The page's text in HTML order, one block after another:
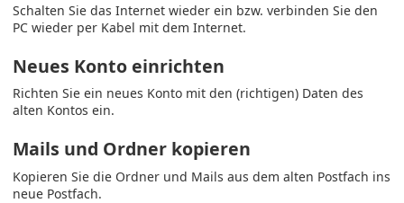
Schalten Sie das Internet wieder ein bzw. verbinden Sie den
PC wieder per Kabel mit dem Internet.
Neues Konto einrichten
Richten Sie ein neues Konto mit den (richtigen) Daten des
alten Kontos ein.
Mails und Ordner kopieren
Kopieren Sie die Ordner und Mails aus dem alten Postfach ins
neue Postfach.